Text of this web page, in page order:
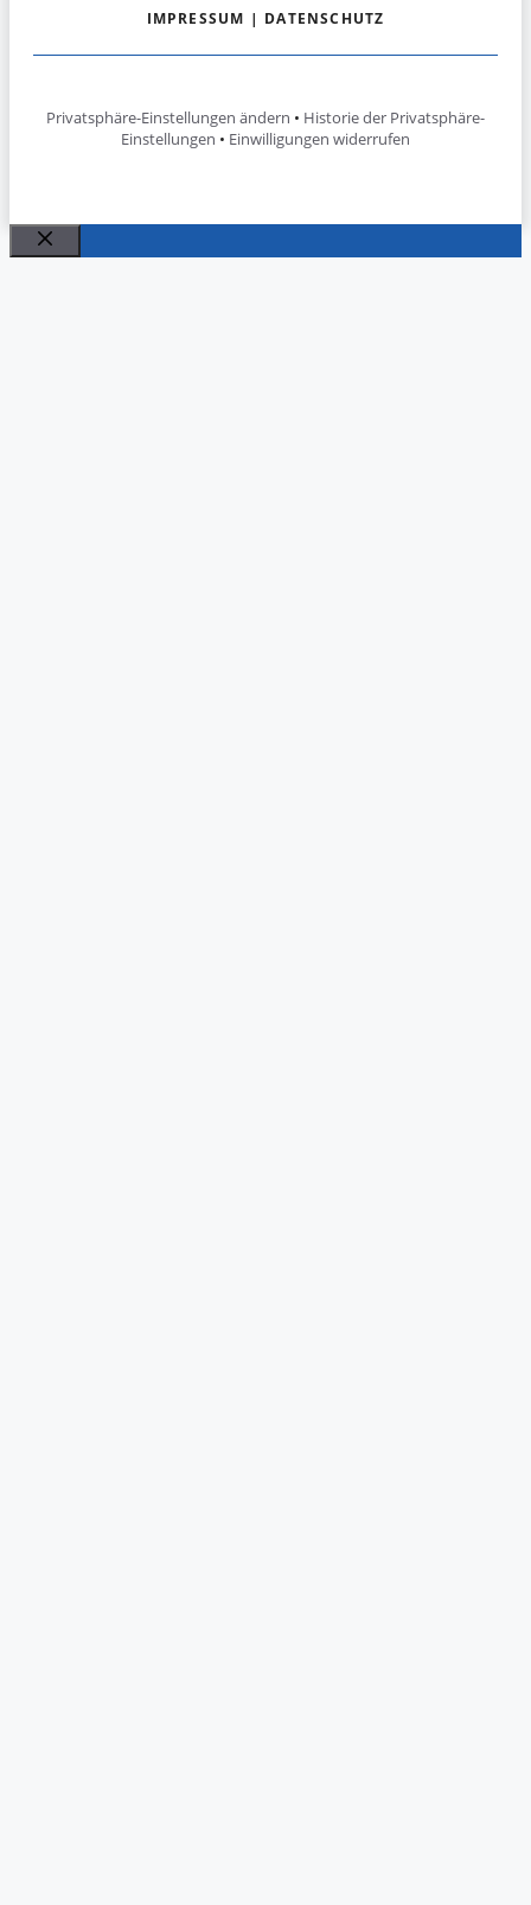
IMPRESSUM | DATENSCHUTZ
Privatsphäre-Einstellungen ändern • Historie der Privatsphäre-
Einstellungen • Einwilligungen widerrufen
Schließen